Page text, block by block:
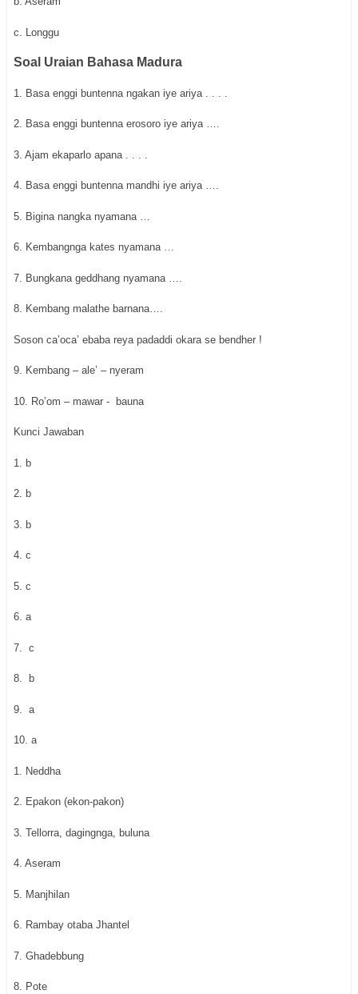
c. Longgu
Soal Uraian Bahasa Madura
1. Basa enggi buntenna ngakan iye ariya . . . .
2. Basa enggi buntenna erosoro iye ariya ….
3. Ajam ekaparlo apana . . . .
4. Basa enggi buntenna mandhi iye ariya ….
5. Bigina nangka nyamana …
6. Kembangnga kates nyamana …
7. Bungkana geddhang nyamana ….
8. Kembang malathe barnana….
Soson ca’oca’ ebaba reya padaddi okara se bendher !
9. Kembang – ale’ – nyeram
10. Ro’om – mawar - bauna
Kunci Jawaban
1. b
2. b
3. b
4. c
5. c
6. a
7. c
8. b
9. a
10. a
1. Neddha
2. Epakon (ekon-pakon)
3. Tellorra, dagingnga, buluna
4. Aseram
5. Manjhilan
6. Rambay otaba Jhantel
7. Ghadebbung
8. Pote